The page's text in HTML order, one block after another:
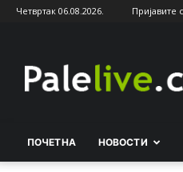
Четвртак 06.08.2026. Пријавите
ПОЧЕТНА НОВОСТИ